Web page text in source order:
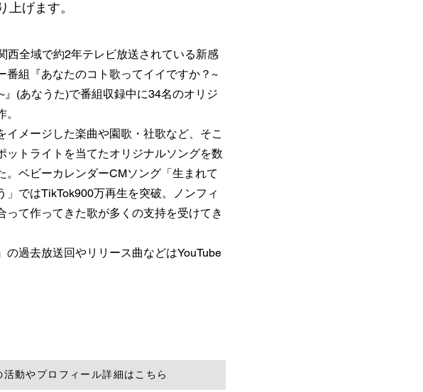
上げます。
西全域で約2年テレビ放送されている新感
番組『あなたのコト歌ってイイですか？~
』(あなうた)で番組収録中に34名のオリジ
イメージした楽曲や園歌・社歌など、そこ
ットライトを当てたオリジナルソングを数
。ベビーカレンダーCMソング「生まれて
」ではTikTok900万再生を突破。ノンフィ
って作ってきた歌が多くの支持を受けてき
の過去放送回やリリース曲などはYouTube
活動やプロフィール詳細はこちら